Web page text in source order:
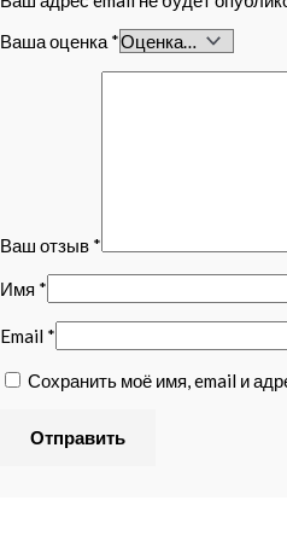
Ваша оценка *
Ваш отзыв *
Имя *
Email *
Сохранить моё имя, email и